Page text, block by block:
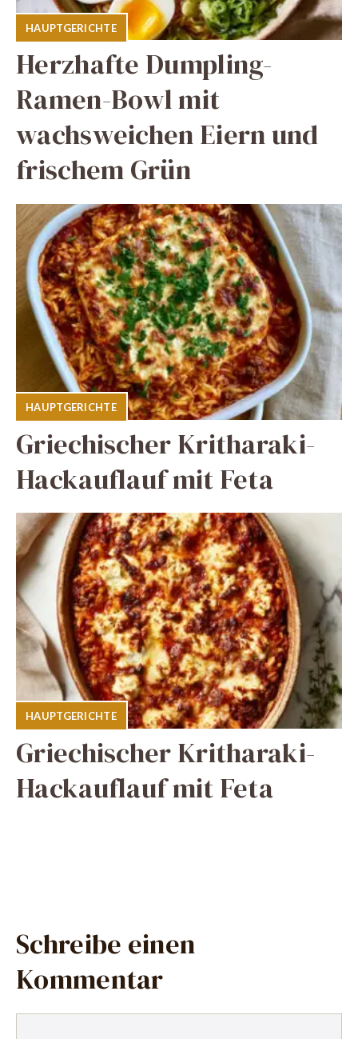
HAUPTGERICHTE
Herzhafte Dumpling-
Ramen-Bowl mit
wachsweichen Eiern und
frischem Grün
HAUPTGERICHTE
Griechischer Kritharaki-
Hackauflauf mit Feta
HAUPTGERICHTE
Griechischer Kritharaki-
Hackauflauf mit Feta
Schreibe einen
Kommentar